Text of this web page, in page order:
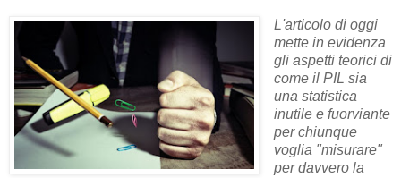
L'articolo di oggi
mette in evidenza
gli aspetti teorici di
come il PIL sia
una statistica
inutile e fuorviante
per chiunque
voglia "misurare"
per davvero la